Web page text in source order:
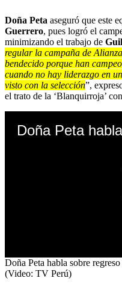
Doña Peta aseguró que este
Guerrero, pues logró el
minimizando el trabajo de
regular la campaña de
bendecido porque han
cuando no hay liderazgo en
visto con la selección”,
el trato de la ‘Blanquirroja’
0
seconds
of
Doña Peta habla sobre
(Video: TV Perú)